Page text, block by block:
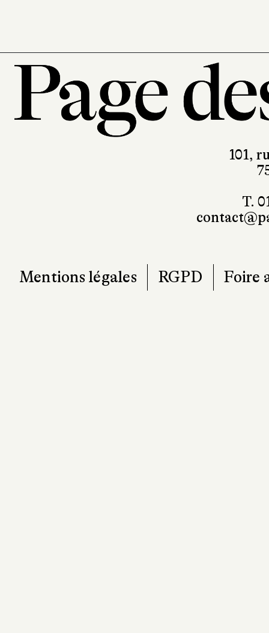
101,
T.
Mentions légales RGPD Foire